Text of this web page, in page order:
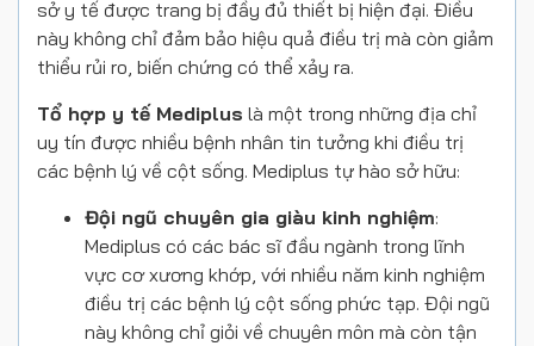
sở y tế được trang bị đầy đủ thiết bị hiện đại. Điều
này không chỉ đảm bảo hiệu quả điều trị mà còn giảm
thiểu rủi ro, biến chứng có thể xảy ra.
Tổ hợp y tế Mediplus là một trong những địa chỉ
uy tín được nhiều bệnh nhân tin tưởng khi điều trị
các bệnh lý về cột sống. Mediplus tự hào sở hữu:
Đội ngũ chuyên gia giàu kinh nghiệm:
Mediplus có các bác sĩ đầu ngành trong lĩnh
vực cơ xương khớp, với nhiều năm kinh nghiệm
điều trị các bệnh lý cột sống phức tạp. Đội ngũ
này không chỉ giỏi về chuyên môn mà còn tận